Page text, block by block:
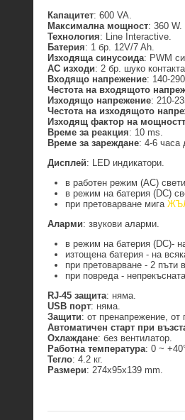
Капацитет: 600 VA.
Максимална мощност: 360 W.
Технология: Line Interactive.
Батерия: 1 бр. 12V/7 Ah.
Изходяща синусоида: PWM
AC изходи: 2 бр. шуко
Входящо напрежение: 140-
Честота на входящото
Изходящо напрежение: 210-
Честота на изходящото
Изходящ фактор на
Време за реакция: 10 ms.
Време за зареждане: 4-6 часа
Дисплей: LED индикатори.
в работен режим (AC) свети
в режим на батерия (DC)
при претоварване мига
Аларми: звукови аларми.
в режим на батерия (DC)-
изтощена батерия - на
при претоварване - 2 пъти
при повреда -
RJ-45 защита: няма.
USB порт: няма.
Защити: от пренапрежение, от
Автоматичен старт при
Охлаждане: без вентилатор.
Работна температура: 0 ~
Тегло: 4.2 кг.
Размери: 274x95x139 mm.